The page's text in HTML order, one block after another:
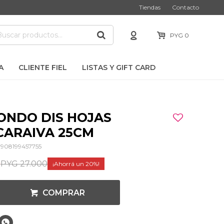
CLIENTE FIEL LISTAS Y GIFT CARD
PYG 0
Tiendas Contacto
DIS HOJAS
25CM
PYG 27.000 20
COMPRAR